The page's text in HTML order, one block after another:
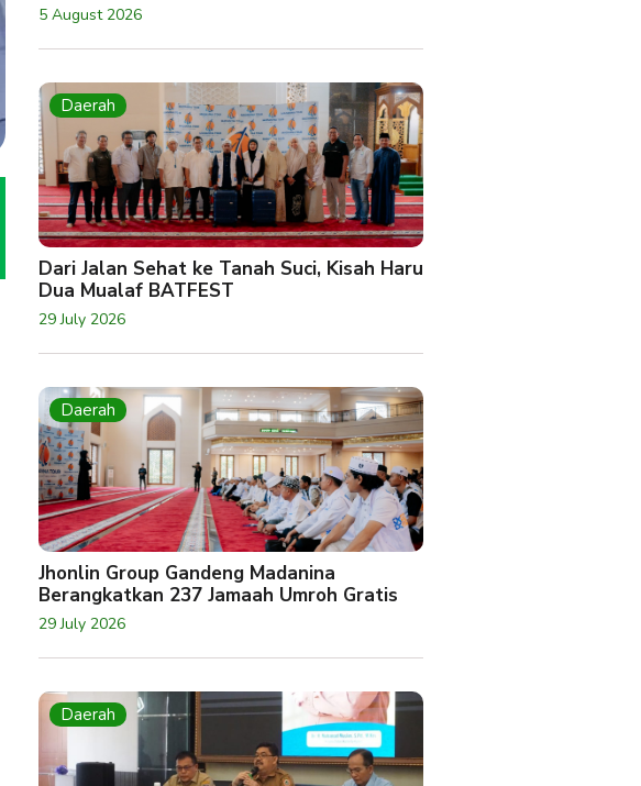
5 August 2026
Daerah
Dari Jalan Sehat ke Tanah Suci, Kisah Haru
Dua Mualaf BATFEST
29 July 2026
Daerah
Jhonlin Group Gandeng Madanina
Berangkatkan 237 Jamaah Umroh Gratis
29 July 2026
Daerah